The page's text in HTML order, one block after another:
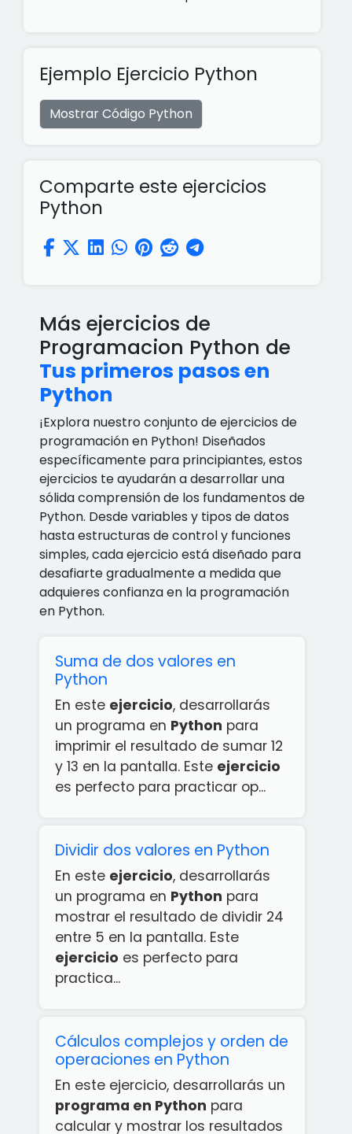
Ejemplo Ejercicio Python
Mostrar Código Python
Comparte este ejercicios
Python
Más ejercicios de
Programacion Python de
Tus primeros pasos en
Python
¡Explora nuestro conjunto de ejercicios de
programación en Python! Diseñados
específicamente para principiantes, estos
ejercicios te ayudarán a desarrollar una
sólida comprensión de los fundamentos de
Python. Desde variables y tipos de datos
hasta estructuras de control y funciones
simples, cada ejercicio está diseñado para
desafiarte gradualmente a medida que
adquieres confianza en la programación
en Python.
Suma de dos valores en
Python
En este ejercicio, desarrollarás
un programa en Python para
imprimir el resultado de sumar 12
y 13 en la pantalla. Este ejercicio
es perfecto para practicar op...
Dividir dos valores en Python
En este ejercicio, desarrollarás
un programa en Python para
mostrar el resultado de dividir 24
entre 5 en la pantalla. Este
ejercicio es perfecto para
practica...
Cálculos complejos y orden de
operaciones en Python
En este ejercicio, desarrollarás un
programa en Python para
calcular y mostrar los resultados